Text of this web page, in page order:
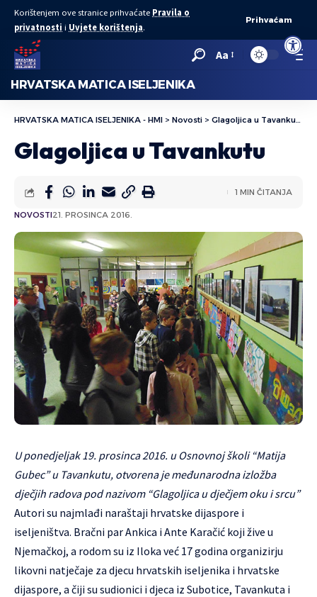
Open
Korištenjem ove stranice prihvaćate Pravila o
privatnosti i Uvjete korištenja.
Prihvaćam
Aa
HRVATSKA MATICA ISELJENIKA
HRVATSKA MATICA ISELJENIKA - HMI > Novosti > Glagoljica u Tavankutu
Glagoljica u Tavankutu
NOVOSTI21. PROSINCA 2016.
1 MIN ČITANJA
U ponedjeljak 19. prosinca 2016. u Osnovnoj školi “Matija
Gubec” u Tavankutu, otvorena je međunarodna izložba
dječjih radova pod nazivom “Glagoljica u dječjem oku i srcu”
Autori su najmlađi naraštaji hrvatske dijaspore i
iseljeništva. Bračni par Ankica i Ante Karačić koji žive u
Njemačkoj, a rodom su iz Iloka već 17 godina organizirju
likovni natječaje za djecu hrvatskih iseljenika i hrvatske
dijaspore, a čiji su sudionici i djeca iz Subotice, Tavankuta i